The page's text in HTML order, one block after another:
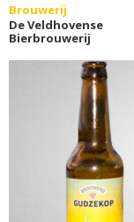
Brouwerij
De Veldhovense
Bierbrouwerij